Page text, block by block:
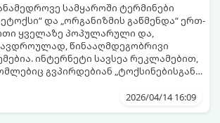
სამყაროში ტერმინები
და „ორგანიზმის გაწმენდა“ ერთ-
ყველაზე პოპულარული და,
წინააღმდეგობრივი
ინტერნეტი სავსეა რეკლამებით,
გვპირდებიან „ტოქსინებისგან
ან მკაცრი დიეტების მეშვეობით.
2026/04/14 16:09